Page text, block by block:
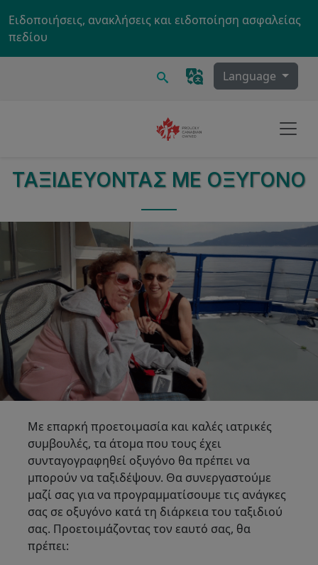
Ειδοποιήσεις, ανακλήσεις και ειδοποίηση ασφαλείας
πεδίου
Ερευνα Language
ΤΑΞΙΔΕΎΟΝΤΑΣ ΜΕ ΟΞΥΓΌΝΟ
Με επαρκή προετοιμασία και καλές ιατρικές
συμβουλές, τα άτομα που τους έχει
συνταγογραφηθεί οξυγόνο θα πρέπει να
μπορούν να ταξιδέψουν. Θα συνεργαστούμε
μαζί σας για να προγραμματίσουμε τις ανάγκες
σας σε οξυγόνο κατά τη διάρκεια του ταξιδιού
σας. Προετοιμάζοντας τον εαυτό σας, θα
πρέπει: